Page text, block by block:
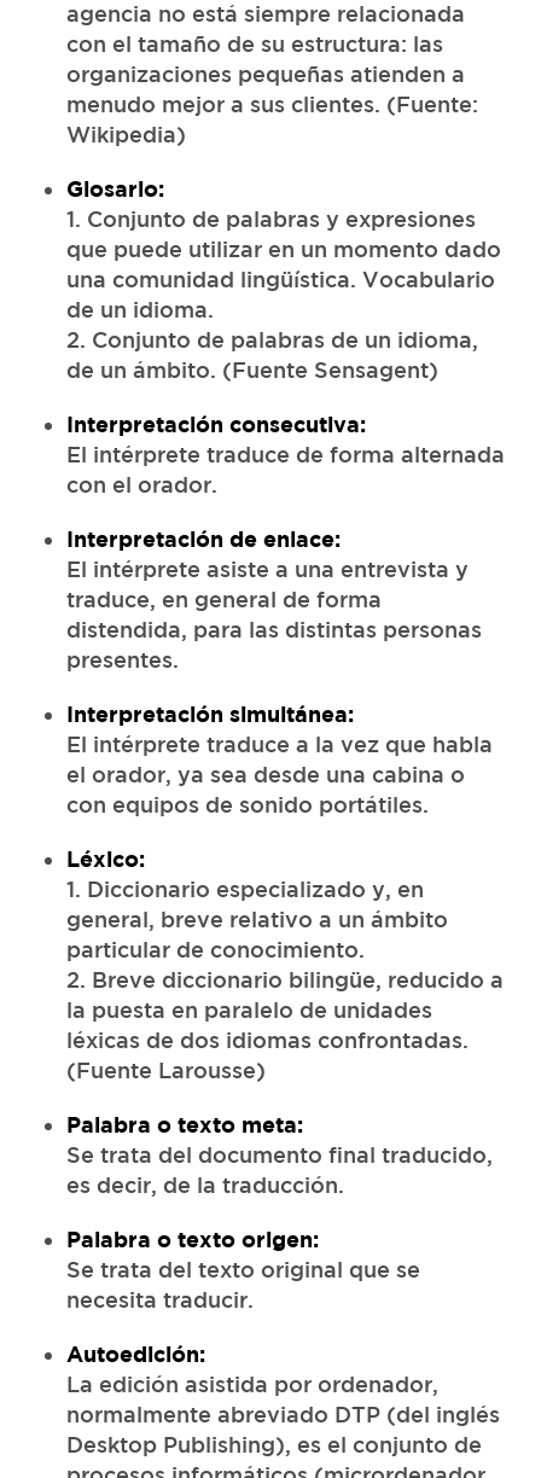
agencia no está siempre relacionada
con el tamaño de su estructura: las
organizaciones pequeñas atienden a
menudo mejor a sus clientes. (Fuente:
Wikipedia)
Glosario:
1. Conjunto de palabras y expresiones
que puede utilizar en un momento dado
una comunidad lingüística. Vocabulario
de un idioma.
2. Conjunto de palabras de un idioma,
de un ámbito. (Fuente Sensagent)
Interpretación consecutiva:
El intérprete traduce de forma alternada
con el orador.
Interpretación de enlace:
El intérprete asiste a una entrevista y
traduce, en general de forma
distendida, para las distintas personas
presentes.
Interpretación simultánea:
El intérprete traduce a la vez que habla
el orador, ya sea desde una cabina o
con equipos de sonido portátiles.
Léxico:
1. Diccionario especializado y, en
general, breve relativo a un ámbito
particular de conocimiento.
2. Breve diccionario bilingüe, reducido a
la puesta en paralelo de unidades
léxicas de dos idiomas confrontadas.
(Fuente Larousse)
Palabra o texto meta:
Se trata del documento final traducido,
es decir, de la traducción.
Palabra o texto origen:
Se trata del texto original que se
necesita traducir.
Autoedición:
La edición asistida por ordenador,
normalmente abreviado DTP (del inglés
Desktop Publishing), es el conjunto de